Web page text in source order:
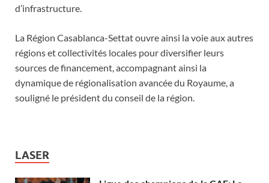
d’infrastructure.
La Région Casablanca-Settat ouvre ainsi la voie aux autres
régions et collectivités locales pour diversifier leurs
sources de financement, accompagnant ainsi la
dynamique de régionalisation avancée du Royaume, a
souligné le président du conseil de la région.
LASER